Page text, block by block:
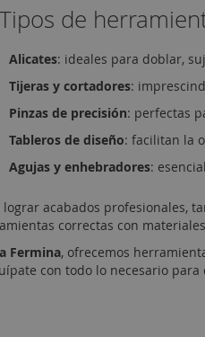
de
Alicates: ideales para doblar,
Tijeras y cortadores:
Pinzas de precisión: perfectas
Tableros de diseño: facilitan la
Agujas y enhebradores:
lograr acabados profesionales,
correctas con
Fermina, ofrecemos
con todo lo necesario